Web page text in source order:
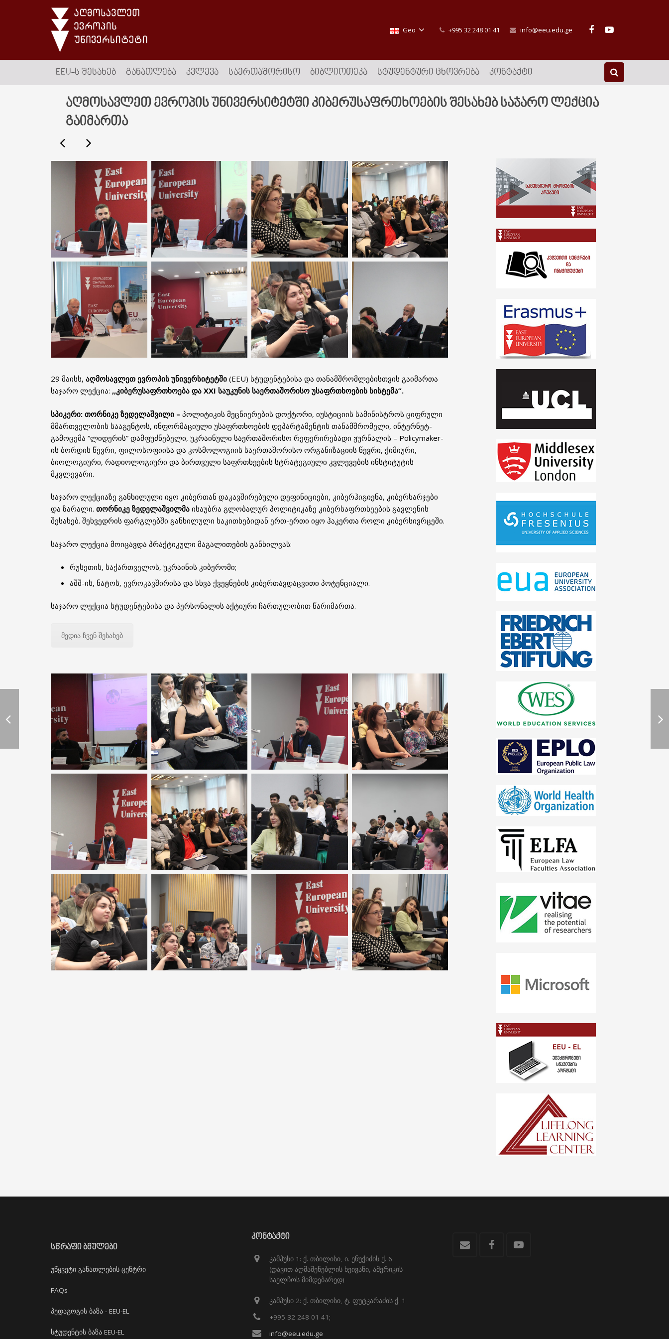
Geo +995 32 248 01 41 info@eeu.edu.ge
EEU-Ს ᲨᲔᲡᲐᲮᲔᲑ ᲒᲐᲜᲐᲗᲚᲔᲑᲐ ᲙᲕᲚᲔᲕᲐ ᲡᲐᲔᲠᲗᲐᲨᲝᲠᲘᲡᲝ ᲑᲘᲑᲚᲘᲝᲗᲔᲙᲐ ᲡᲢᲣᲓᲔᲜᲢᲣᲠᲘ ᲪᲮᲝᲕᲠᲔᲑᲐ ᲙᲝᲜᲢᲐᲥᲢᲘ
აღმოსავლეთ ევროპის უნივერსიტეტში კიბერუსაფრთხოების შესახებ საჯარო ლექცია
გაიმართა
29 მაისს, აღმოსავლეთ ევროპის უნივერსიტეტში (EEU) სტუდენტებისა და თანამშრომლებისთვის გაიმართა
საჯარო ლექცია: ,,კიბერუსაფრთხოება და XXI საუკუნის საერთაშორისო უსაფრთხოების სისტემა”.
სპიკერი: თორნიკე ზედელაშვილი – პოლიტიკის მეცნიერების დოქტორი, იუსტიციის სამინისტროს ციფრული
მმართველობის სააგენტოს, ინფორმაციული უსაფრთხოების დეპარტამენტის თანამშრომელი, ინტერნეტ-
გამოცემა “ლიდერის” დამფუძნებელი, უკრაინული საერთაშორისო რეფერირებადი ჟურნალის – Policymaker-
ის ბორდის წევრი, ფილოსოფიისა და კოსმოლოგიის საერთაშორისო ორგანიზაციის წევრი, ქიმიური,
ბიოლოგიური, რადიოლოგიური და ბირთვული საფრთხეების სტრატეგიული კვლევების ინსტიტუტის
მკვლევარი.
საჯარო ლექციაზე განხილული იყო კიბერთან დაკავშირებული დეფინიციები, კიბერჰიგიენა, კიბერხარჯები
და ზარალი. თორნიკე ზედელაშვილმა ისაუბრა გლობალურ პოლიტიკაზე კიბერსაფრთხეების გავლენის
შესახებ. შეხვედრის ფარგლებში განხილული საკითხებიდან ერთ-ერთი იყო ჰაკერთა როლი კიბერსივრცეში.
საჯარო ლექცია მოიცავდა პრაქტიკული მაგალითების განხილვას:
რუსეთის, საქართველოს, უკრაინის კიბერომი;
აშშ-ის, ნატოს, ევროკავშირისა და სხვა ქვეყნების კიბერთავდაცვითი პოტენციალი.
საჯარო ლექცია სტუდენტებისა და პერსონალის აქტიური ჩართულობით წარიმართა.
მედია ჩვენ შესახებ
ᲡᲬᲠᲐᲤᲘ ᲑᲛᲣᲚᲔᲑᲘ
უწყვეტი განათლების ცენტრი
FAQs
პედაგოგის ბაზა - EEU-EL
სტუდენტის ბაზა EEU-EL
ᲙᲝᲜᲢᲐᲥᲢᲘ
კამპუსი 1: ქ. თბილისი, ი. ენუქიძის ქ. 6
(დავით აღმაშენებლის ხეივანი, ამერიკის
საელჩოს მიმდებარედ)
კამპუსი 2: ქ. თბილისი, ტ. ფუტკარაძის ქ. 1
+995 32 248 01 41;
info@eeu.edu.ge